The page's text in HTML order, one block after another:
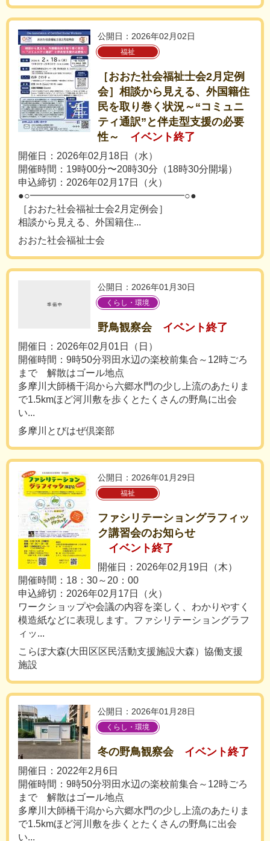
公開日：2026年02月02日
福祉
［おおた社会福祉士会2月定例
会］相談から見える、外国籍住
民を取り巻く状況～“コミュニ
ティ通訳”と伴走型支援の必要
性～
イベント終了
開催日：2026年02月18日（水）
開催時間：19時00分〜20時30分（18時30分開場）
申込締切：2026年02月17日（火）
●○━━━━━━━━━━━━━━━━○●
［おおた社会福祉士会2月定例会］
相談から見える、外国籍住...
おおた社会福祉士会
公開日：2026年01月30日
くらし・環境
野鳥観察会 イベント終了
開催日：2026年02月01日（日）
開催時間：9時50分羽田水辺の楽校前集合～12時ごろ
まで 解散はゴール地点
多摩川大師橋干潟から六郷水門の少し上流のあたりま
で1.5kmほど河川敷を歩くとたくさんの野鳥に出会
い...
多摩川とびはぜ倶楽部
公開日：2026年01月29日
福祉
ファシリテーショングラフィッ
ク講習会のお知らせ
イベント終了
開催日：2026年02月19日（木）
開催時間：18：30～20：00
申込締切：2026年02月17日（火）
ワークショップや会議の内容を楽しく、わかりやすく
模造紙などに表現します。ファシリテーショングラフ
ィッ...
こらぼ大森(大田区区民活動支援施設大森）協働支援
施設
公開日：2026年01月28日
くらし・環境
冬の野鳥観察会 イベント終了
開催日：2022年2月6日
開催時間：9時50分羽田水辺の楽校前集合～12時ごろ
まで 解散はゴール地点
多摩川大師橋干潟から六郷水門の少し上流のあたりま
で1.5kmほど河川敷を歩くとたくさんの野鳥に出会
い...